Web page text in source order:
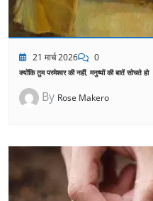
21 मार्च 2026 0
क्योंकि तुम परमेश्वर की नहीं, मनुष्यों की बातें सोचते हो
By Rose Makero